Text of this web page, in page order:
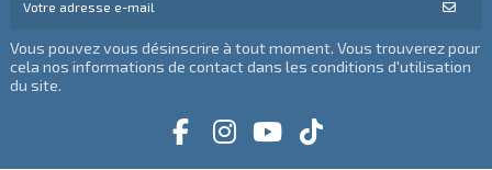
Vous pouvez vous désinscrire à tout moment. Vous trouverez pour
cela nos informations de contact dans les conditions d'utilisation
du site.